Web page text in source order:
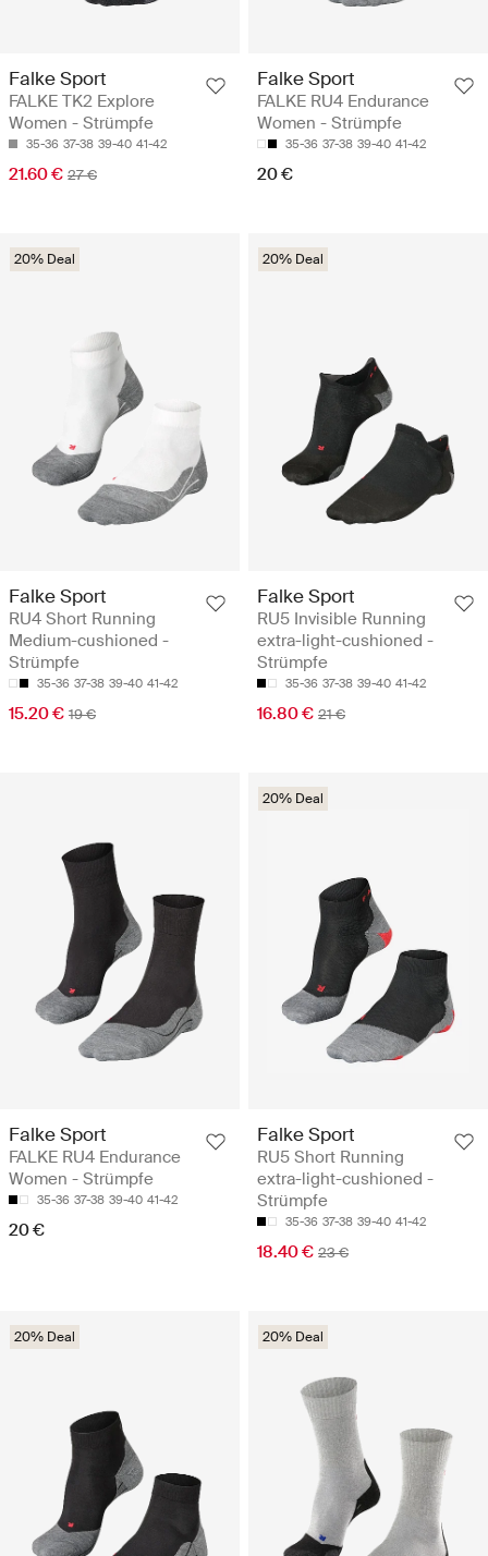
Falke Sport
FALKE TK2 Explore
Women - Strümpfe
35-36 37-38 39-40 41-42
21.60 € 27 €
Falke Sport
FALKE RU4 Endurance
Women - Strümpfe
35-36 37-38 39-40 41-42
20 €
20% Deal
Falke Sport
RU4 Short Running
Medium-cushioned -
Strümpfe
35-36 37-38 39-40 41-42
15.20 € 19 €
20% Deal
Falke Sport
RU5 Invisible Running
extra-light-cushioned -
Strümpfe
35-36 37-38 39-40 41-42
16.80 € 21 €
Falke Sport
FALKE RU4 Endurance
Women - Strümpfe
35-36 37-38 39-40 41-42
20 €
20% Deal
Falke Sport
RU5 Short Running
extra-light-cushioned -
Strümpfe
35-36 37-38 39-40 41-42
18.40 € 23 €
20% Deal 20% Deal